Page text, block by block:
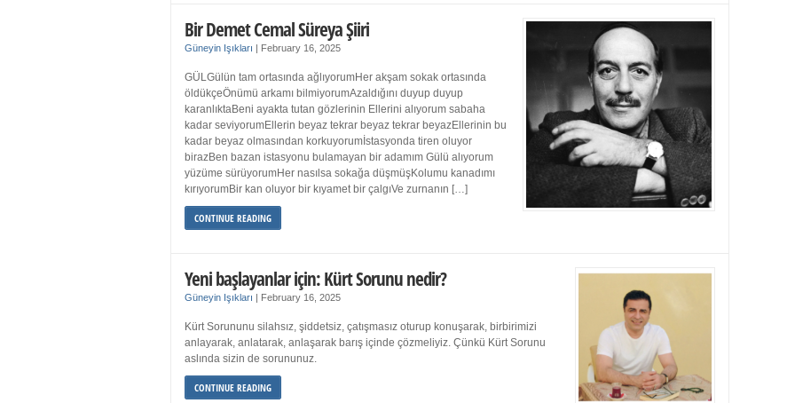
Bir Demet Cemal Süreya Şiiri
Güneyin Işıkları February 16, 2025
GÜLGülün tam ortasında ağlıyorumHer akşam sokak ortasında
öldükçeÖnümü arkamı bilmiyorumAzaldığını duyup duyup
karanlıktaBeni ayakta tutan gözlerinin Ellerini alıyorum sabaha
kadar seviyorumEllerin beyaz tekrar beyaz tekrar beyazEllerinin bu
kadar beyaz olmasından korkuyorumİstasyonda tiren oluyor
birazBen bazan istasyonu bulamayan bir adamım Gülü alıyorum
yüzüme sürüyorumHer nasılsa sokağa düşmüşKolumu kanadımı
kırıyorumBir kan oluyor bir kıyamet bir çalgıVe zurnanın […]
CONTINUE READING
Yeni başlayanlar için: Kürt Sorunu nedir?
Güneyin Işıkları February 16, 2025
Kürt Sorununu silahsız, şiddetsiz, çatışmasız oturup konuşarak, birbirimizi
anlayarak, anlatarak, anlaşarak barış içinde çözmeliyiz. Çünkü Kürt Sorunu
aslında sizin de sorununuz.
CONTINUE READING